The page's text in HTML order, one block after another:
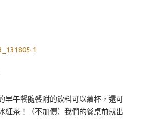
早午餐隨餐附的飲料可以續杯，還可
紅茶！（不加價）我們的餐桌前就出